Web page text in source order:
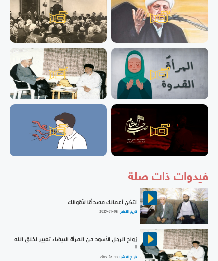
فيدوات ذات صلة
لتكن أعمالك مصداقًا لأقوالك
تاريخ النشر :2025-01-08
زواج الرجل الأسود من المرأة البيضاء تغيير لخلق الله
!!
تاريخ النشر :2019-06-13